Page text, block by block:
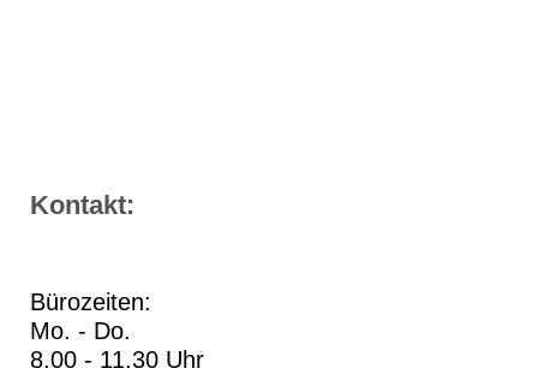
Kontakt:
Bürozeiten:
Mo. - Do.
8.00 - 11.30 Uhr